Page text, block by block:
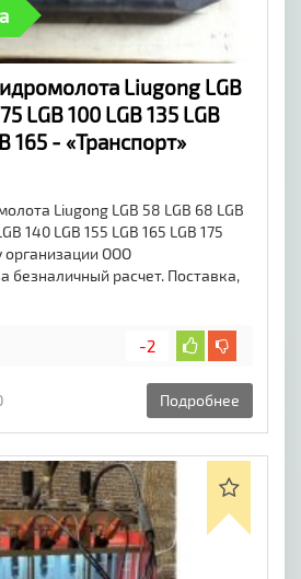
Liugong LGB
LGB 100 LGB 135 LGB
165 - «Транспорт»
Liugong LGB 58 LGB 68 LGB
140 LGB 155 LGB 165 LGB 175
организации ООО
безналичный расчет. Поставка,
-2
Подробнее